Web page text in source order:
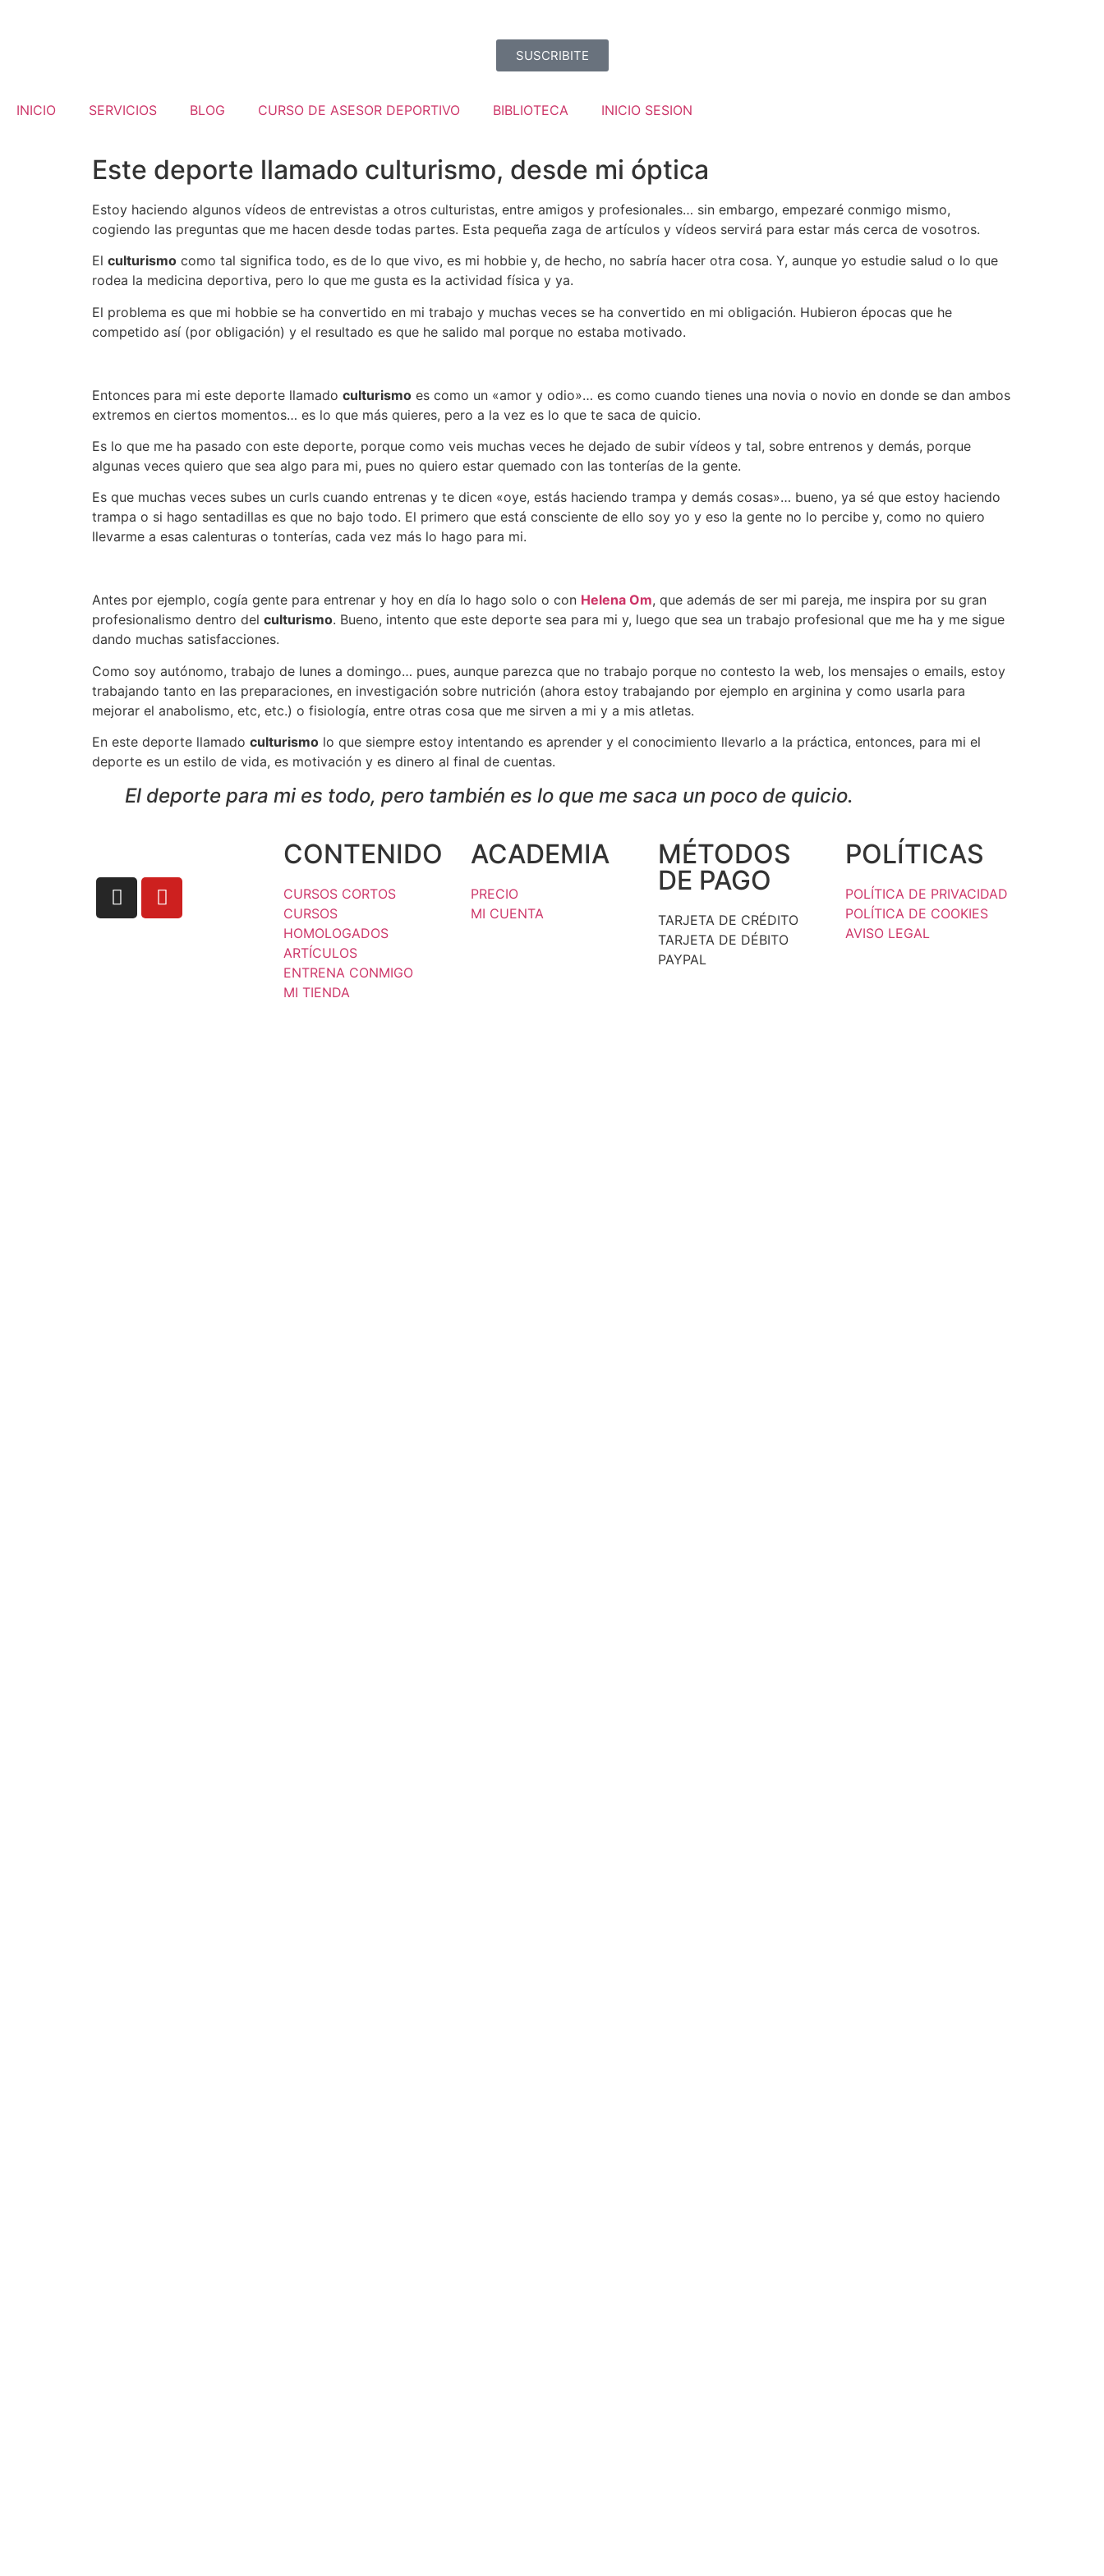
SUSCRIBITE
INICIO SERVICIOS BLOG CURSO DE ASESOR DEPORTIVO BIBLIOTECA INICIO SESION
Este deporte llamado culturismo, desde mi óptica
Estoy haciendo algunos vídeos de entrevistas a otros culturistas, entre amigos y profesionales… sin embargo, empezaré conmigo mismo,
cogiendo las preguntas que me hacen desde todas partes. Esta pequeña zaga de artículos y vídeos servirá para estar más cerca de vosotros.
El culturismo como tal significa todo, es de lo que vivo, es mi hobbie y, de hecho, no sabría hacer otra cosa. Y, aunque yo estudie salud o lo que
rodea la medicina deportiva, pero lo que me gusta es la actividad física y ya.
El problema es que mi hobbie se ha convertido en mi trabajo y muchas veces se ha convertido en mi obligación. Hubieron épocas que he
competido así (por obligación) y el resultado es que he salido mal porque no estaba motivado.
Entonces para mi este deporte llamado culturismo es como un «amor y odio»… es como cuando tienes una novia o novio en donde se dan ambos
extremos en ciertos momentos… es lo que más quieres, pero a la vez es lo que te saca de quicio.
Es lo que me ha pasado con este deporte, porque como veis muchas veces he dejado de subir vídeos y tal, sobre entrenos y demás, porque
algunas veces quiero que sea algo para mi, pues no quiero estar quemado con las tonterías de la gente.
Es que muchas veces subes un curls cuando entrenas y te dicen «oye, estás haciendo trampa y demás cosas»… bueno, ya sé que estoy haciendo
trampa o si hago sentadillas es que no bajo todo. El primero que está consciente de ello soy yo y eso la gente no lo percibe y, como no quiero
llevarme a esas calenturas o tonterías, cada vez más lo hago para mi.
Antes por ejemplo, cogía gente para entrenar y hoy en día lo hago solo o con Helena Om, que además de ser mi pareja, me inspira por su gran
profesionalismo dentro del culturismo. Bueno, intento que este deporte sea para mi y, luego que sea un trabajo profesional que me ha y me sigue
dando muchas satisfacciones.
Como soy autónomo, trabajo de lunes a domingo… pues, aunque parezca que no trabajo porque no contesto la web, los mensajes o emails, estoy
trabajando tanto en las preparaciones, en investigación sobre nutrición (ahora estoy trabajando por ejemplo en arginina y como usarla para
mejorar el anabolismo, etc, etc.) o fisiología, entre otras cosa que me sirven a mi y a mis atletas.
En este deporte llamado culturismo lo que siempre estoy intentando es aprender y el conocimiento llevarlo a la práctica, entonces, para mi el
deporte es un estilo de vida, es motivación y es dinero al final de cuentas.
El deporte para mi es todo, pero también es lo que me saca un poco de quicio.
CONTENIDO
CURSOS CORTOS
CURSOS
HOMOLOGADOS
ARTÍCULOS
ENTRENA CONMIGO
MI TIENDA
ACADEMIA
PRECIO
MI CUENTA
MÉTODOS
DE PAGO
TARJETA DE CRÉDITO
TARJETA DE DÉBITO
PAYPAL
POLÍTICAS
POLÍTICA DE PRIVACIDAD
POLÍTICA DE COOKIES
AVISO LEGAL